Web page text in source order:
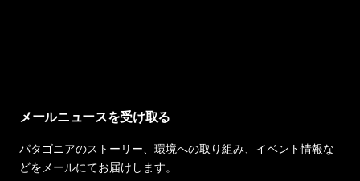
メールニュースを受け取る
パタゴニアのストーリー、環境への取り組み、イベント情報な
どをメールにてお届けします。